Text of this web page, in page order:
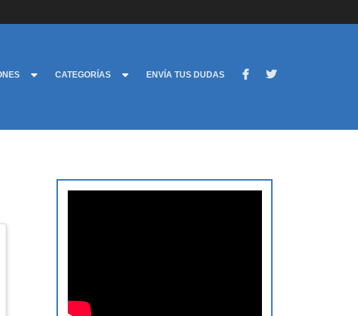
CATEGORÍAS ENVÍA TUS DUDAS